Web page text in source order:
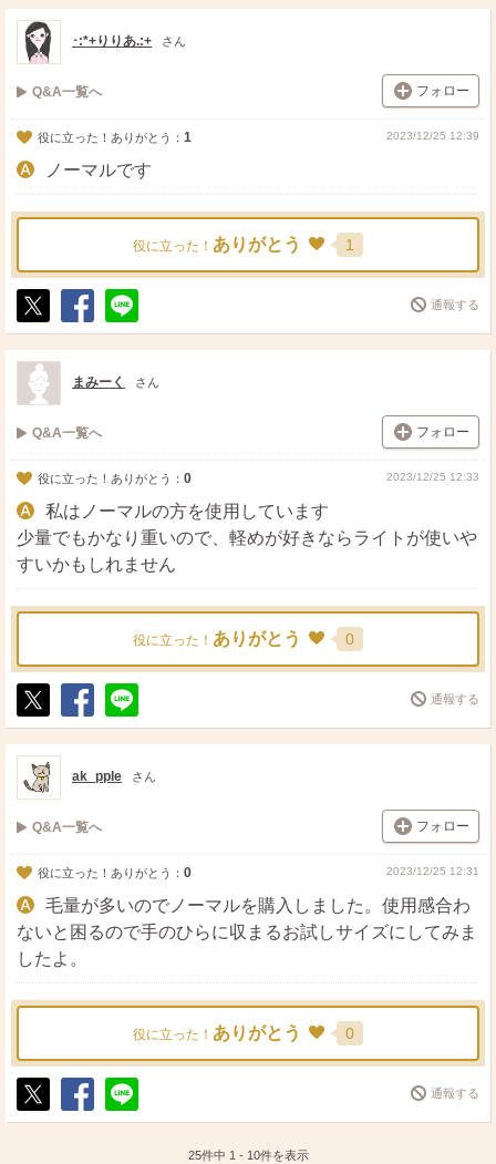
ス
ト
ェ
る
･:*+りりあ.:+ さん
Q&A一覧へ フォロー
役に立った！ありがとう： 1 2023/12/25 12:39
ノーマルです
役に立った！ ありがとう 1
ポ
ス
ト
シ
ェ
送
る
通報する
まみーく さん
Q&A一覧へ フォロー
役に立った！ありがとう： 0 2023/12/25 12:33
私はノーマルの方を使用しています
少量でもかなり重いので、軽めが好きならライトが使いや
すいかもしれません
役に立った！ ありがとう 0
ポ
ス
ト
シ
ェ
送
る
通報する
ak_pple さん
Q&A一覧へ フォロー
役に立った！ありがとう： 0 2023/12/25 12:31
毛量が多いのでノーマルを購入しました。使用感合わ
ないと困るので手のひらに収まるお試しサイズにしてみま
したよ。
役に立った！ ありがとう 0
ポ
シ
送
通報する
25件中 1 - 10件を表示